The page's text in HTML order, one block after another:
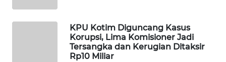
KPU Kotim Diguncang Kasus
Korupsi, Lima Komisioner Jadi
Tersangka dan Kerugian Ditaksir
Rp10 Miliar